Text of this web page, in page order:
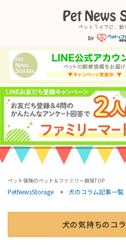
ペット保険のペット＆ファミリー損保TOP
PetNewsStorage 犬のコラム記事一覧
犬の気持ちのコ